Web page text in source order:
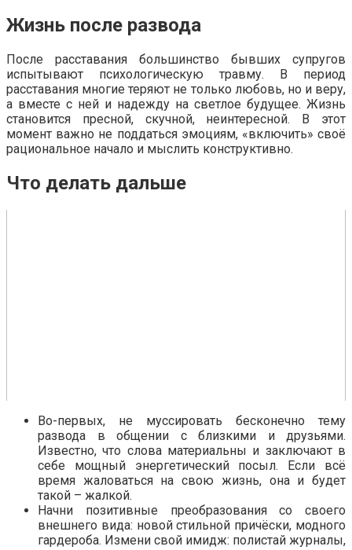
Жизнь после развода
После расставания большинство бывших супругов
испытывают психологическую травму. В период
расставания многие теряют не только любовь, но и веру,
а вместе с ней и надежду на светлое будущее. Жизнь
становится пресной, скучной, неинтересной. В этот
момент важно не поддаться эмоциям, «включить» своё
рациональное начало и мыслить конструктивно.
Что делать дальше
Во-первых, не муссировать бесконечно тему
развода в общении с близкими и друзьями.
Известно, что слова материальны и заключают в
себе мощный энергетический посыл. Если всё
время жаловаться на свою жизнь, она и будет
такой – жалкой.
Начни позитивные преобразования со своего
внешнего вида: новой стильной причёски, модного
гардероба. Измени свой имидж: полистай журналы,